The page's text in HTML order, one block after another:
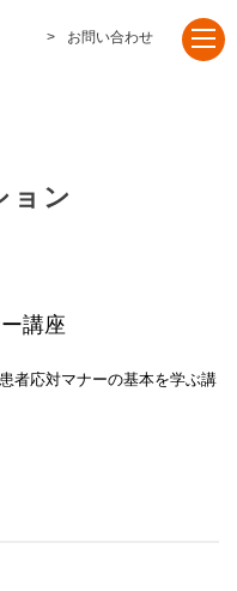
お問い合わせ
ョン
講座
者応対マナーの基本を学ぶ講